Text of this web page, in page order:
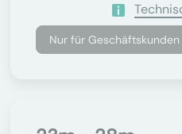
Nur für Geschäftskunden